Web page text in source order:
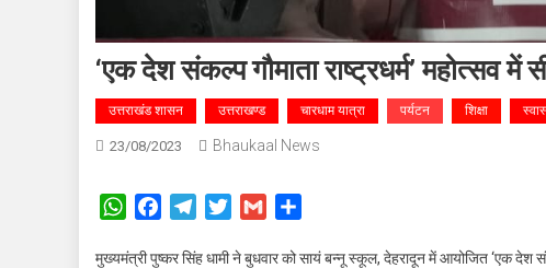
‘एक देश संकल्प गौमाता राष्ट्रधर्म’ महोत्सव में
उत्तराखंड शासन उत्तराखण्ड चारधाम यात्रा पर्यटन शिक्षा
23/08/2023 Bhaukaal News
WhatsAppFacebookTelegramTwitterGmail
मुख्यमंत्री पुष्कर सिंह धामी ने बुधवार को सायं बन्नू स्कूल, देहरादून में आयोजित ‘एक देश